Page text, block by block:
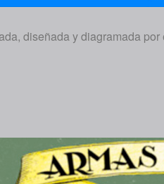
diseñada y diagramada